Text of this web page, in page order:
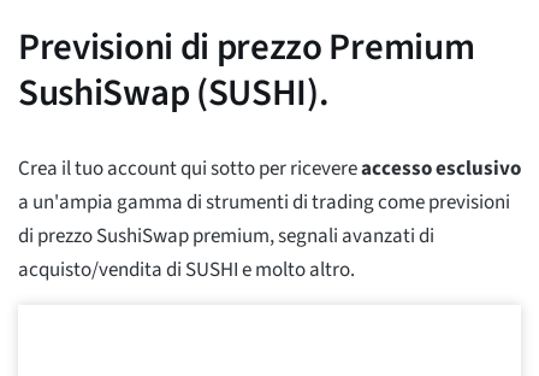
Previsioni di prezzo Premium
SushiSwap (SUSHI).
Crea il tuo account qui sotto per ricevereaccesso esclusivo
a un'ampia gamma di strumenti di trading come previsioni
di prezzo SushiSwap premium, segnali avanzati di
acquisto/vendita di SUSHI e molto altro.